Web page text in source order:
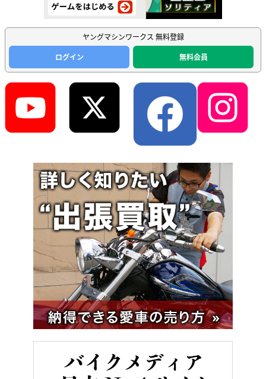
ヤングマシンワークス 無料登録
ログイン
無料会員